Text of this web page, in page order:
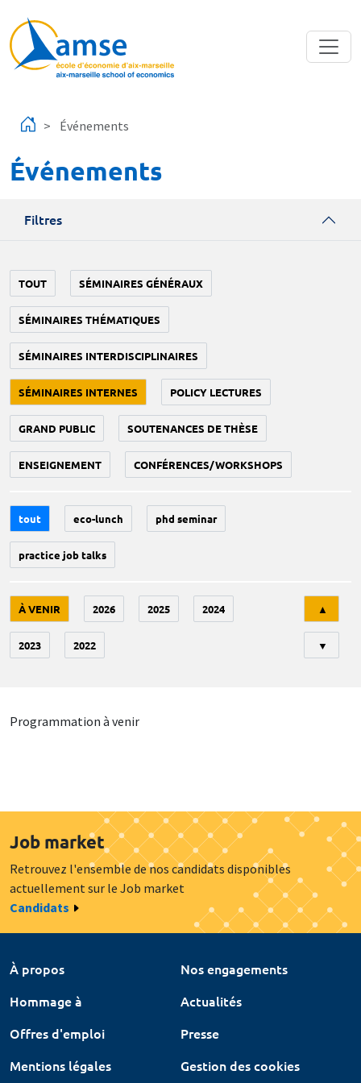
Événements
Événements
Filtres
TOUT SÉMINAIRES GÉNÉRAUX
SÉMINAIRES THÉMATIQUES
SÉMINAIRES INTERDISCIPLINAIRES
SÉMINAIRES INTERNES POLICY LECTURES
GRAND PUBLIC SOUTENANCES DE THÈSE
ENSEIGNEMENT CONFÉRENCES/WORKSHOPS
tout eco-lunch phd seminar
practice job talks
À VENIR 2026 2025 2024
2023 2022
▲
▼
Programmation à venir
Job market
Retrouvez l'ensemble de nos candidats disponibles
actuellement sur le Job market
Candidats
À propos
Nos engagements
Hommage à
Actualités
Offres d'emploi
Presse
Mentions légales
Gestion des cookies